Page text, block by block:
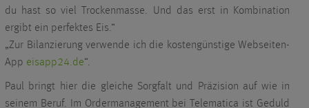
du hast so viel Trockenmasse. Und das erst in Kombination
ergibt ein perfektes Eis.“
„Zur Bilanzierung verwende ich die kostengünstige Webseiten-
App eisapp24.de“.
Paul bringt hier die gleiche Sorgfalt und Präzision auf wie in
seinem Beruf. Im Ordermanagement bei Telematica ist Geduld